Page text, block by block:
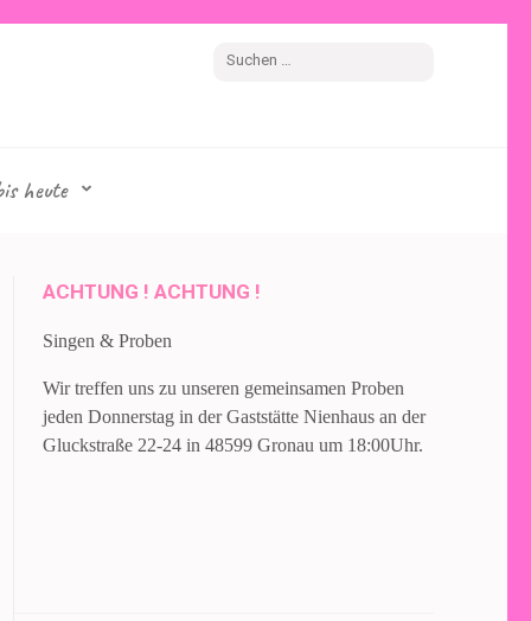
heute
ACHTUNG ! ACHTUNG !
Singen & Proben
Wir treffen uns zu unseren gemeinsamen Proben
jeden Donnerstag in der Gaststätte Nienhaus an der
Gluckstraße 22-24 in 48599 Gronau um 18:00Uhr.